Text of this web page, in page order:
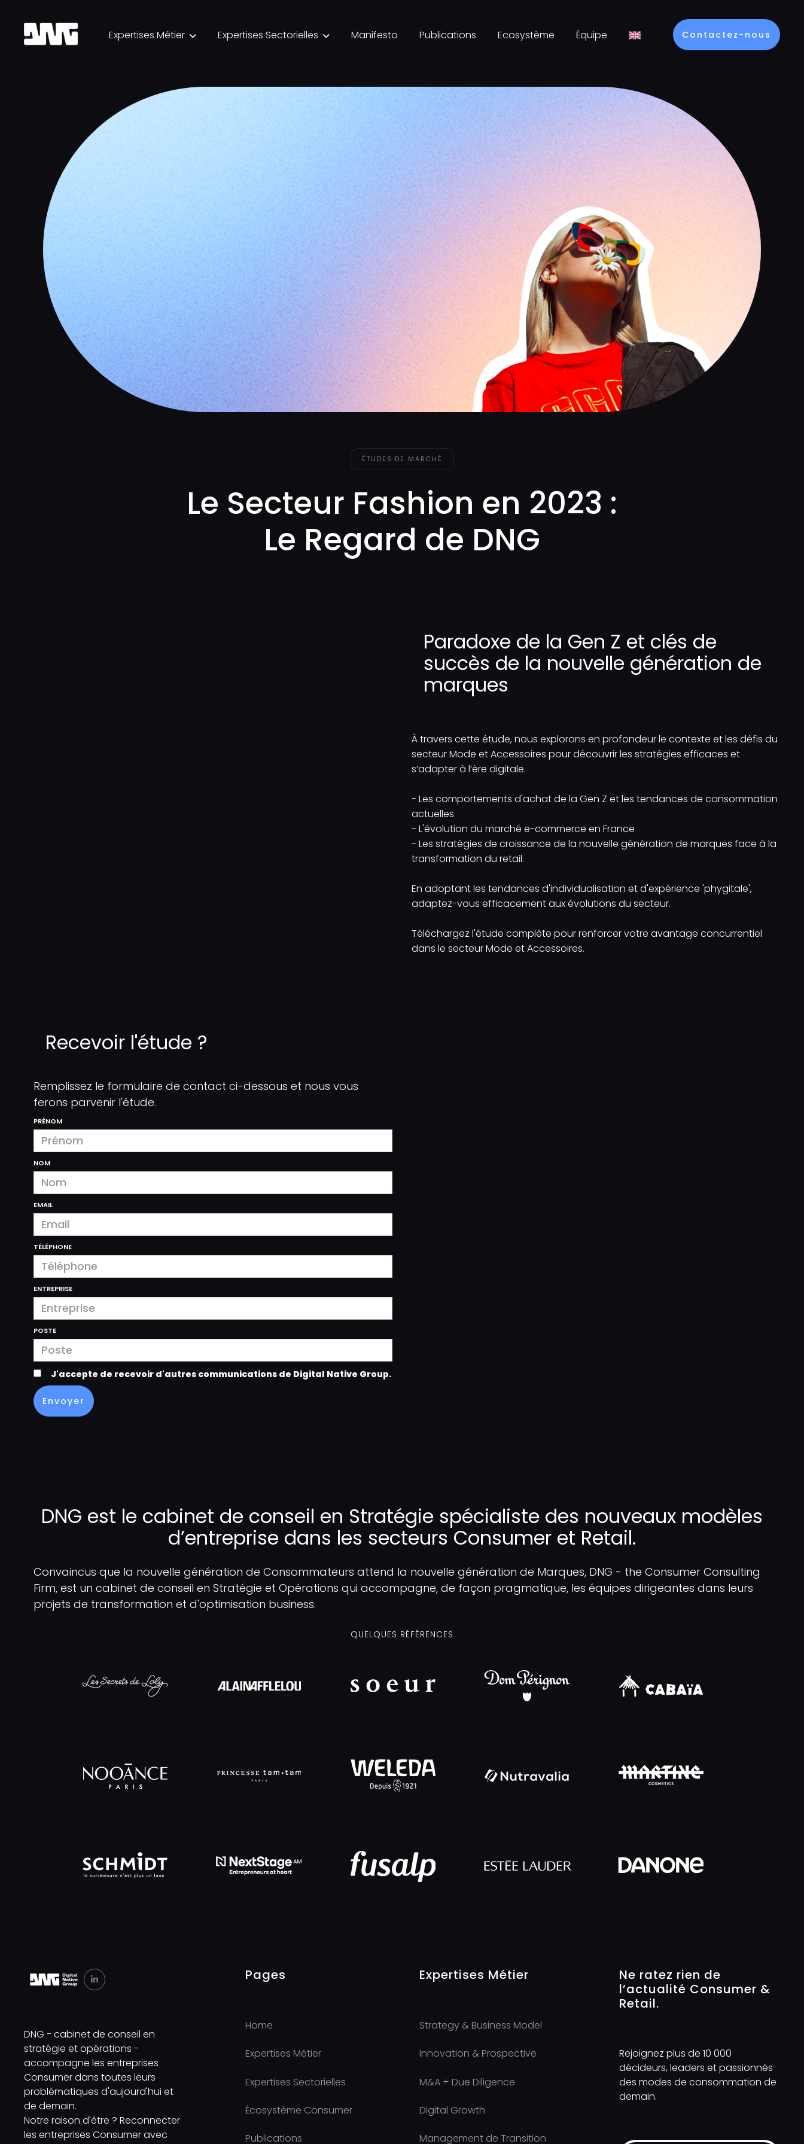
Expertises Métier  Expertises Sectorielles  Manifesto Publications Ecosystème Équipe Contactez-nous
ÉTUDES DE MARCHÉ
Le Secteur Fashion en 2023 :
Le Regard de DNG
Paradoxe de la Gen Z et clés de
succès de la nouvelle génération de
marques
À travers cette étude, nous explorons en profondeur le contexte et les défis du
secteur Mode et Accessoires pour découvrir les stratégies efficaces et
s’adapter à l’ère digitale.
- Les comportements d'achat de la Gen Z et les tendances de consommation
actuelles
- L'évolution du marché e-commerce en France
- Les stratégies de croissance de la nouvelle génération de marques face à la
transformation du retail.
En adoptant les tendances d'individualisation et d'expérience 'phygitale',
adaptez-vous efficacement aux évolutions du secteur.
Téléchargez l'étude complète pour renforcer votre avantage concurrentiel
dans le secteur Mode et Accessoires.
Recevoir l'étude ?
Remplissez le formulaire de contact ci-dessous et nous vous
ferons parvenir l'étude.
PRÉNOM
NOM
EMAIL
TÉLÉPHONE
ENTREPRISE
POSTE
J'accepte de recevoir d'autres communications de Digital Native Group.
DNG est le cabinet de conseil en Stratégie spécialiste des nouveaux modèles
d’entreprise dans les secteurs Consumer et Retail.
Convaincus que la nouvelle génération de Consommateurs attend la nouvelle génération de Marques, DNG - the Consumer Consulting
Firm, est un cabinet de conseil en Stratégie et Opérations qui accompagne, de façon pragmatique, les équipes dirigeantes dans leurs
projets de transformation et d'optimisation business.
QUELQUES RÉFÉRENCES

DNG - cabinet de conseil en
stratégie et opérations -
accompagne les entreprises
Consumer dans toutes leurs
problématiques d'aujourd'hui et
de demain.
Notre raison d'être ? Reconnecter
les entreprises Consumer avec
Pages
Home
Expertises Métier
Expertises Sectorielles
Écosystème Consumer
Publications
Expertises Métier
Strategy & Business Model
Innovation & Prospective
M&A + Due Diligence
Digital Growth
Management de Transition
Ne ratez rien de
l’actualité Consumer &
Retail.
Rejoignez plus de 10 000
décideurs, leaders et passionnés
des modes de consommation de
demain.